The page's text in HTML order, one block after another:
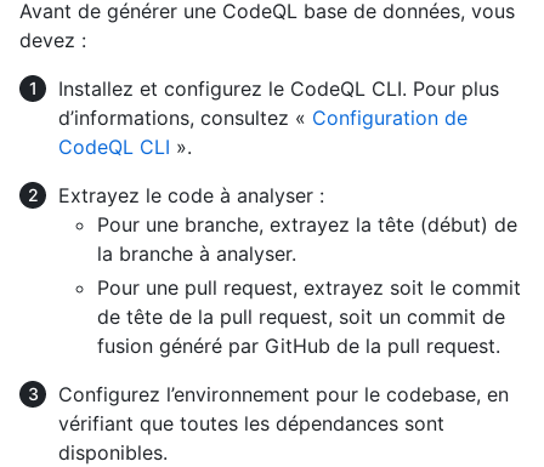
Avant de générer une CodeQL base de données, vous
devez :
Installez et configurez le CodeQL CLI. Pour plus
d’informations, consultez « Configuration de
CodeQL CLI ».
Extrayez le code à analyser :
Pour une branche, extrayez la tête (début) de
la branche à analyser.
Pour une pull request, extrayez soit le commit
de tête de la pull request, soit un commit de
fusion généré par GitHub de la pull request.
Configurez l’environnement pour le codebase, en
vérifiant que toutes les dépendances sont
disponibles.